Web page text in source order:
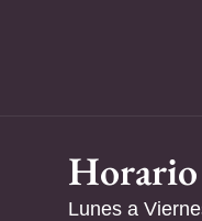
Horario
Lunes a